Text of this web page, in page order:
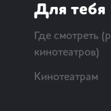
Для тебя
Где смотреть
кинотеатров)
Кинотеатрам